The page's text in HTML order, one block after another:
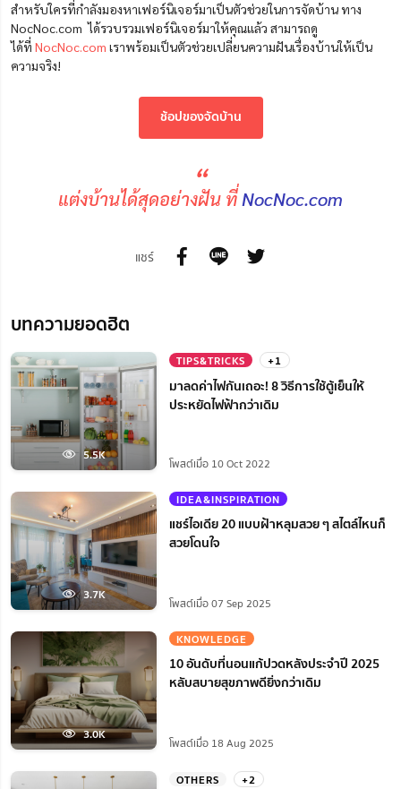
สำหรับใครที่กำลังมองหาเฟอร์นิเจอร์มาเป็นตัวช่วยในการจัดบ้าน ทาง
NocNoc.com ได้รวบรวมเฟอร์นิเจอร์มาให้คุณแล้ว สามารถดู
ได้ที่ NocNoc.com เราพร้อมเป็นตัวช่วยเปลี่ยนความฝันเรื่องบ้านให้เป็น
ความจริง!
ช้อปของจัดบ้าน
“
แต่งบ้านได้สุดอย่างฝัน ที่NocNoc.com
แชร์
บทความยอดฮิต
5.5K
TIPS&TRICKS +1
มาลดค่าไฟกันเถอะ! 8 วิธีการใช้ตู้เย็นให้
ประหยัดไฟฟ้ากว่าเดิม
โพสต์เมื่อ 10 Oct 2022
3.7K
IDEA&INSPIRATION
แชร์ไอเดีย 20 แบบฝ้าหลุมสวย ๆ สไตล์ไหนก็
สวยโดนใจ
โพสต์เมื่อ 07 Sep 2025
3.0K
KNOWLEDGE
10 อันดับที่นอนแก้ปวดหลังประจำปี 2025
หลับสบายสุขภาพดียิ่งกว่าเดิม
โพสต์เมื่อ 18 Aug 2025
OTHERS +2